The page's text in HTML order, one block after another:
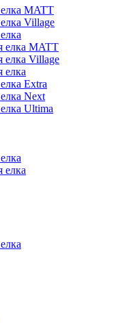
MATT
Village
елка MATT
елка Village
елка
Extra
Next
Ultima
елка